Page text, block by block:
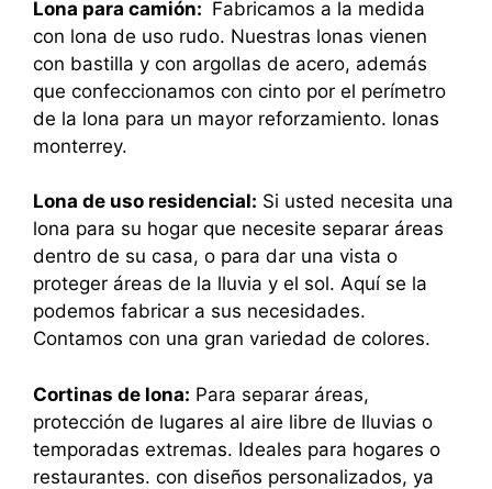
Lona para camión: Fabricamos a la medida
con lona de uso rudo. Nuestras lonas vienen
con bastilla y con argollas de acero, además
que confeccionamos con cinto por el perímetro
de la lona para un mayor reforzamiento. lonas
monterrey.
Lona de uso residencial: Si usted necesita una
lona para su hogar que necesite separar áreas
dentro de su casa, o para dar una vista o
proteger áreas de la lluvia y el sol. Aquí se la
podemos fabricar a sus necesidades.
Contamos con una gran variedad de colores.
Cortinas de lona: Para separar áreas,
protección de lugares al aire libre de lluvias o
temporadas extremas. Ideales para hogares o
restaurantes. con diseños personalizados, ya